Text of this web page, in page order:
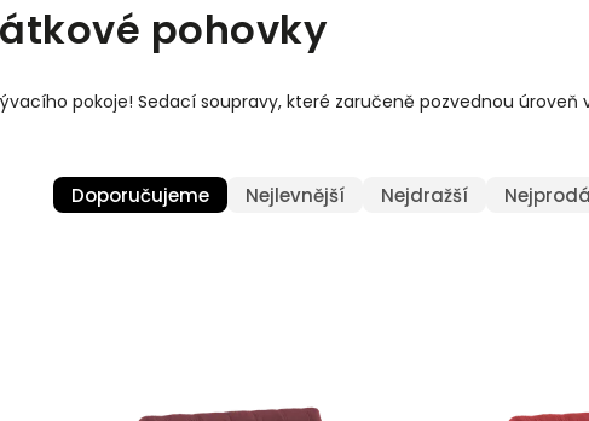
Zahradní nábytek
Textílie skladem
pohovky
pokoje! Sedací soupravy, které zaručeně pozvednou úroveň
Doporučujeme Nejlevnější Nejdražší